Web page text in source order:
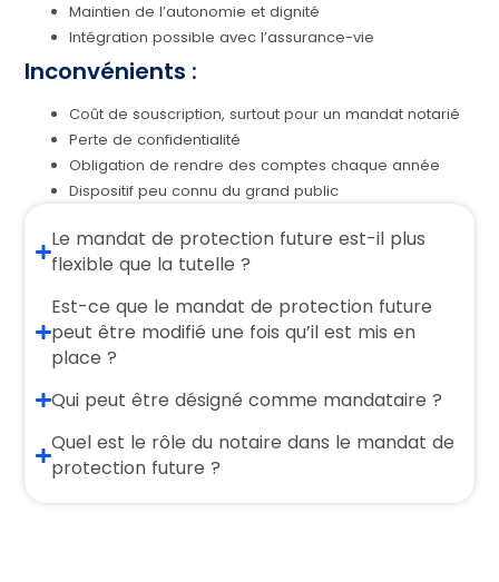
Maintien de l’autonomie et dignité
Intégration possible avec l’assurance-vie
Inconvénients :
Coût de souscription, surtout pour un mandat notarié
Perte de confidentialité
Obligation de rendre des comptes chaque année
Dispositif peu connu du grand public
Le mandat de protection future est-il plus
flexible que la tutelle ?
Est-ce que le mandat de protection future
peut être modifié une fois qu’il est mis en
place ?
Qui peut être désigné comme mandataire ?
Quel est le rôle du notaire dans le mandat de
protection future ?